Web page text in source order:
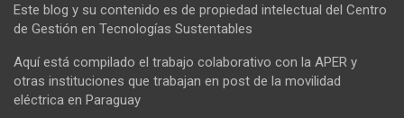
Este blog y su contenido es de propiedad intelectual del Centro
de Gestión en Tecnologías Sustentables
Aquí está compilado el trabajo colaborativo con la APER y
otras instituciones que trabajan en post de la movilidad
eléctrica en Paraguay